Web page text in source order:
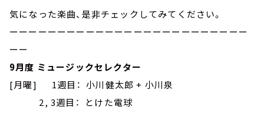
気になった楽曲、是非チェックしてみてください。
ーーーーーーーーーーーーーーーーーーーーーーーーー
ーー
9月度 ミュージックセレクター
[月曜] 1週目： 小川健太郎 + 小川泉
2, 3週目： とけた電球